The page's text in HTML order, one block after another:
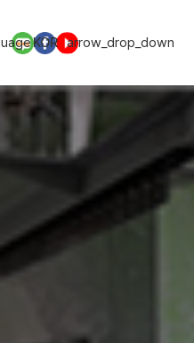
KOR arrow_drop_down
Next